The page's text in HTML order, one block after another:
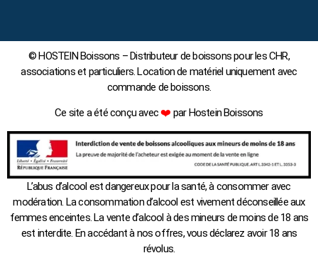
© HOSTEIN Boissons – Distributeur de boissons pour les CHR,
associations et particuliers. Location de matériel uniquement avec
commande de boissons.
Ce site a été conçu avec❤️ par Hostein Boissons
L’abus d’alcool est dangereux pour la santé, à consommer avec
modération. La consommation d’alcool est vivement déconseillée aux
femmes enceintes. La vente d’alcool à des mineurs de moins de 18 ans
est interdite. En accédant à nos offres, vous déclarez avoir 18 ans
révolus.